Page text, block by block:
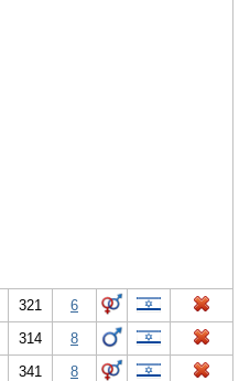
321
6
314
8
341
8